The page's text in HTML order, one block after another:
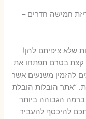
שירותי אריזת חמישה חדרים –
שלא ציפיתם להן!
קצת בטרם תפתחו את
להזמין משנעים אשר
“אתר הובלות הובלת
הגבוהה ביותר
להיכסף להעביר